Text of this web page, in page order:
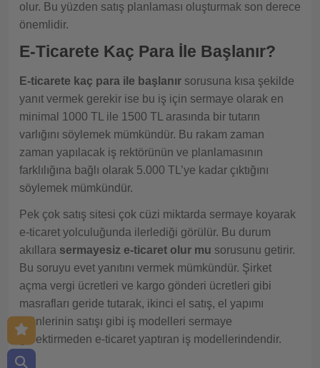
olur. Bu yüzden satış planlaması oluşturmak son derece
önemlidir.
E-Ticarete Kaç Para İle Başlanır?
E-ticarete kaç para ile başlanır sorusuna kısa şekilde
yanıt vermek gerekir ise bu iş için sermaye olarak en
minimal 1000 TL ile 1500 TL arasında bir tutarın
varlığını söylemek mümkündür. Bu rakam zaman
zaman yapılacak iş rektörünün ve planlamasının
farklılığına bağlı olarak 5.000 TL’ye kadar çıktığını
söylemek mümkündür.
Pek çok satış sitesi çok cüzi miktarda sermaye koyarak
e-ticaret yolculuğunda ilerlediği görülür. Bu durum
akıllara sermayesiz e-ticaret olur mu sorusunu getirir.
Bu soruyu evet yanıtını vermek mümkündür. Şirket
açma vergi ücretleri ve kargo gönderi ücretleri gibi
masrafları geride tutarak, ikinci el satış, el yapımı
ürünlerinin satışı gibi iş modelleri sermaye
gerektirmeden e-ticaret yaptıran iş modellerindendir.